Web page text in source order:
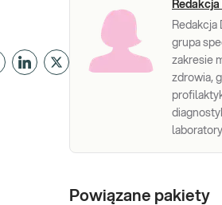
Redakcja
grupa
zakresie
zdrowia,
Powiązane pakiety